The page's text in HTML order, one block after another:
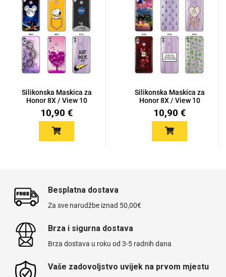
Silikonska Maskica za
Honor 8X / View 10
Lite...
10,90 €
Silikonska Maskica za
Honor 8X / View 10
Lite...
10,90 €
Besplatna dostava
Za sve narudžbe iznad 50,00€
Brza i sigurna dostava
Brza dostava u roku od 3-5 radnih dana
Vaše zadovoljstvo uvijek na prvom mjestu